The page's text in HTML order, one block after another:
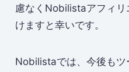
慮なくNobilistaアフィ
けますと幸いです。
Nobilistaでは、今後もツ